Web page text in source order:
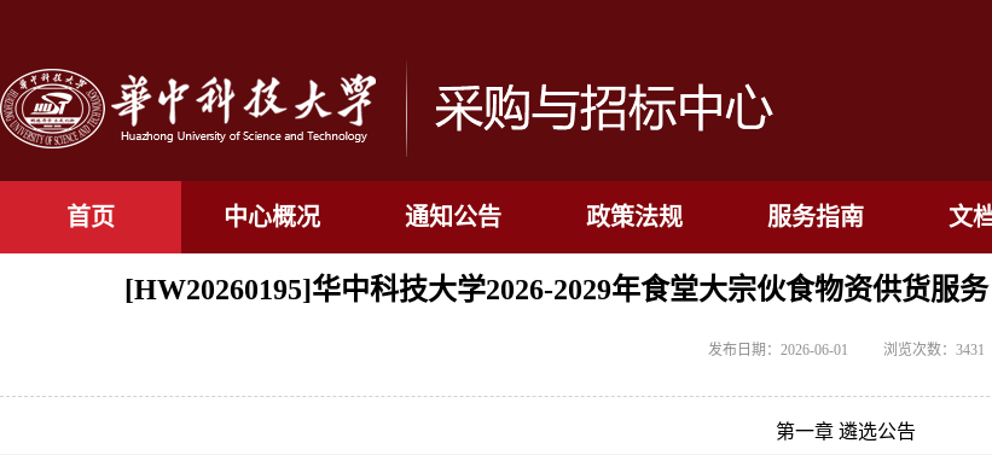
首页 中心概况 通知公告 政策法规 服务指南 文
[HW20260195]华中科技大学2026-2029年食堂大宗伙食物资供货服
发布日期：2026-06-01 浏览次数： 3431
第一章 遴选公告